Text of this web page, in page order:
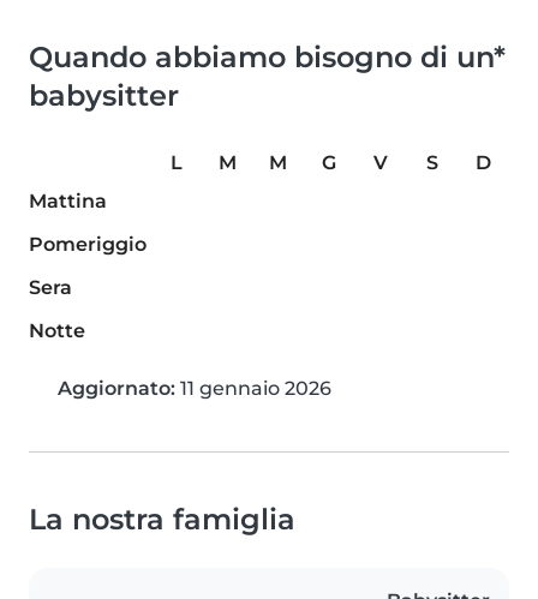
Quando abbiamo bisogno di un*
babysitter
L M M G V S
D
Mattina
Pomeriggio
Sera
Notte
Aggiornato: 11 gennaio 2026
La nostra famiglia